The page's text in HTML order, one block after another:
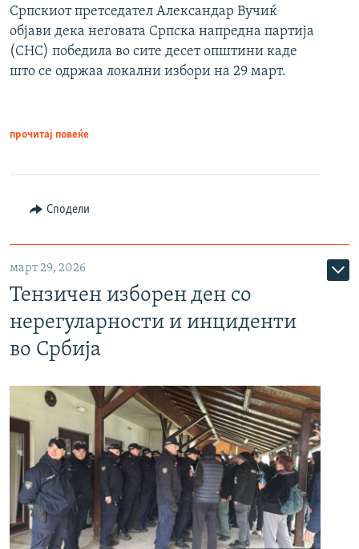
Српскиот претседател Александар Вучиќ
објави дека неговата Српска напредна партија
(СНС) победила во сите десет општини каде
што се одржаа локални избори на 29 март.
прочитај повеќе
Сподели
март 29, 2026
Тензичен изборен ден со
нерегуларности и инциденти
во Србија